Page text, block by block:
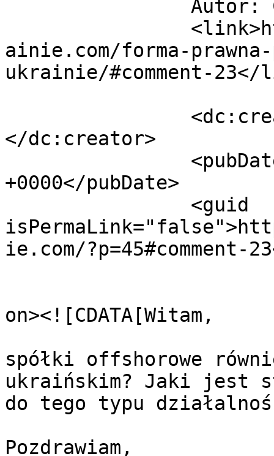
ainie.com/forma-
ukrainie/#comment-23</
</dc:creator>
+0000</pubDate>
ie.com/?p=45#comment-
on><![CDATA[Witam,
spółki offshorowe
ukraińskim? Jaki jest
do tego typu
Pozdrawiam,